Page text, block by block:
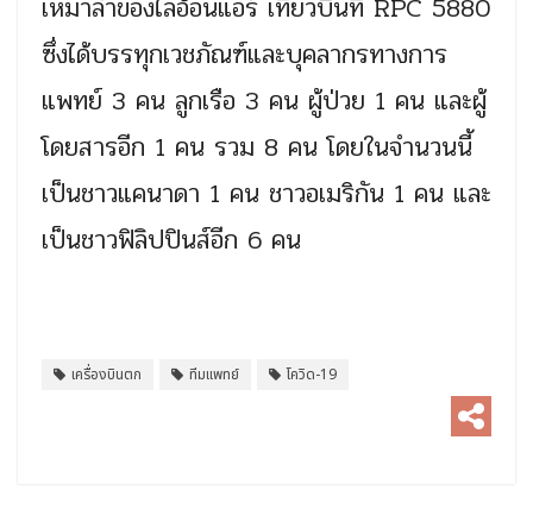
เหมาลำของไลอ้อนแอร์ เที่ยวบินที่ RPC 5880
ซึ่งได้บรรทุกเวชภัณฑ์และบุคลากรทางการ
แพทย์ 3 คน ลูกเรือ 3 คน ผู้ป่วย 1 คน และผู้
โดยสารอีก 1 คน รวม 8 คน โดยในจำนวนนี้
เป็นชาวแคนาดา 1 คน ชาวอเมริกัน 1 คน และ
เป็นชาวฟิลิปปินส์อีก 6 คน
เครื่องบินตก ทีมแพทย์ โควิด-19